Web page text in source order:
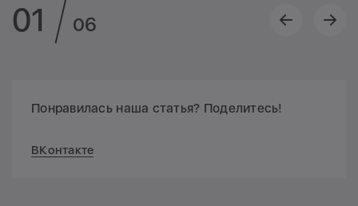
01 06
Понравилась наша статья? Поделитесь!
ВКонтакте